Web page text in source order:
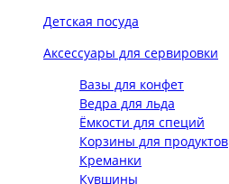
Детская посуда
Аксессуары для сервировки
Вазы для конфет
Ведра для льда
Ёмкости для специй
Корзины для продуктов
Креманки
Кувшины